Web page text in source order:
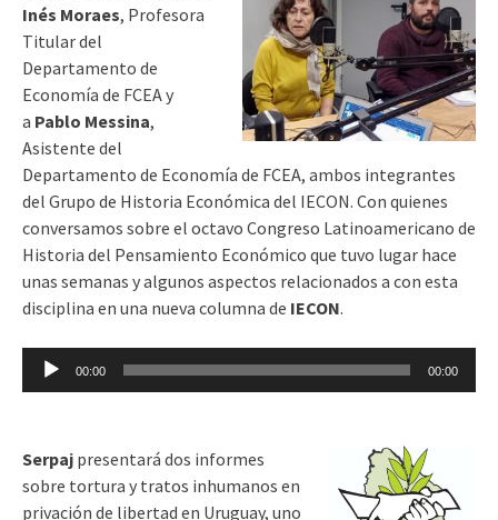
Inés Moraes, Profesora
Titular del
Departamento de
Economía de FCEA y
a Pablo Messina,
Asistente del
Departamento de Economía de FCEA, ambos integrantes
del Grupo de Historia Económica del IECON. Con quienes
conversamos sobre el octavo Congreso Latinoamericano de
Historia del Pensamiento Económico que tuvo lugar hace
unas semanas y algunos aspectos relacionados a con esta
disciplina en una nueva columna de IECON.
Reproductor
00:00 00:00
Serpaj presentará dos informes
sobre tortura y tratos inhumanos en
privación de libertad en Uruguay, uno